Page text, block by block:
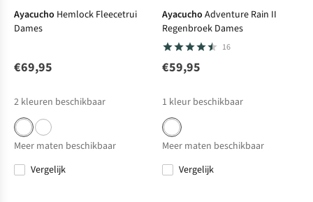
Ayacucho Hemlock Fleecetrui
Dames
€69,95
2 kleuren beschikbaar
Meer maten beschikbaar
Vergelijk
Ayacucho Adventure Rain II
Regenbroek Dames
16
€59,95
1 kleur beschikbaar
Meer maten beschikbaar
Vergelijk